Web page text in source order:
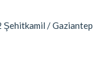
Şehitkamil / Gaziantep